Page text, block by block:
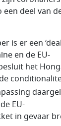
deel van
is er een
en de EU-
het
EU-
in gevaar